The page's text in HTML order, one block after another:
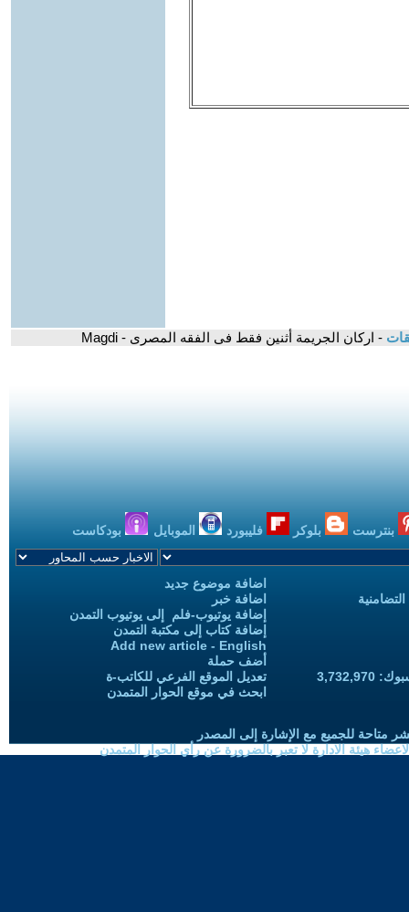
- اركان الجريمة أثنين فقط فى الفقه المصرى - Magdi
بنترست بلوكر فليبورد الموبايل بودكاست
اضافة موضوع جديد
اضافة خبر
إضافة يوتيوب-فلم إلى يوتيوب التمدن
إضافة كتاب إلى مكتبة التمدن
Add new article - English
أضف حملة
تعديل الموقع الفرعي للكاتب-ة
ابحث في موقع الحوار المتمدن
متاحة للجميع مع الإشارة إلى المصدر
هيئة الادارة لا تعبر بالضرورة عن رأي الحوار المتمدن